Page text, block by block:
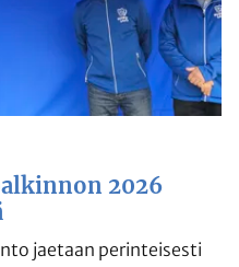
2026
jaetaan perinteisesti